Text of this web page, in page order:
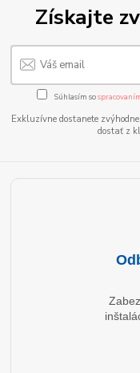
Získajte
Súhlasím so
Exkluzívne dostanete
dostať z